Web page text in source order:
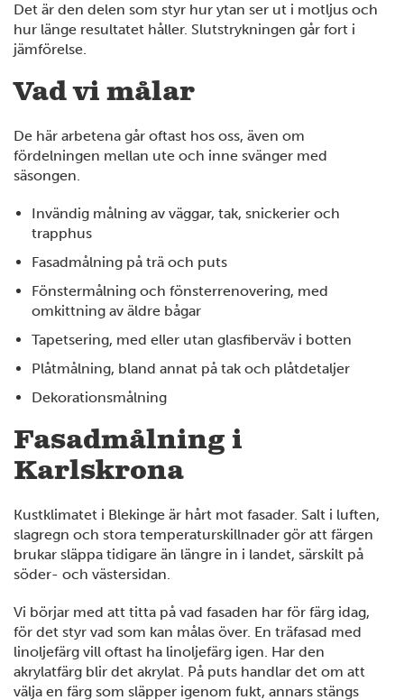
14
12
4
7
6
Det är den delen som styr hur ytan ser ut i motljus och
hur länge resultatet håller. Slutstrykningen går fort i
jämförelse.
Vad vi målar
De här arbetena går oftast hos oss, även om
fördelningen mellan ute och inne svänger med
säsongen.
Invändig målning av väggar, tak, snickerier och
trapphus
Fasadmålning på trä och puts
Fönstermålning och fönsterrenovering, med
omkittning av äldre bågar
Tapetsering, med eller utan glasfiberväv i botten
Plåtmålning, bland annat på tak och plåtdetaljer
Dekorationsmålning
Fasadmålning i
Karlskrona
Kustklimatet i Blekinge är hårt mot fasader. Salt i luften,
slagregn och stora temperaturskillnader gör att färgen
brukar släppa tidigare än längre in i landet, särskilt på
söder- och västersidan.
Vi börjar med att titta på vad fasaden har för färg idag,
för det styr vad som kan målas över. En träfasad med
linoljefärg vill oftast ha linoljefärg igen. Har den
akrylatfärg blir det akrylat. På puts handlar det om att
välja en färg som släpper igenom fukt, annars stängs